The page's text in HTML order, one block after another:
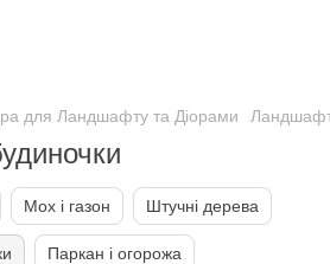
для Ландшафту та Діорами
Мох і газон Штучні дерева
Паркан і огорожа